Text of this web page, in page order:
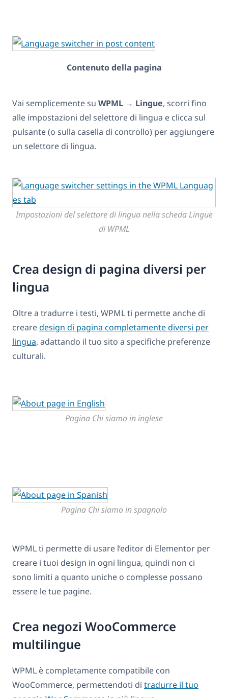
Contenuto della pagina
Vai semplicemente su WPML → Lingue, scorri fino
alle impostazioni del selettore di lingua e clicca sul
pulsante (o sulla casella di controllo) per aggiungere
un selettore di lingua.
Impostazioni del selettore di lingua nella scheda Lingue
di WPML
Crea design di pagina diversi per
lingua
Oltre a tradurre i testi, WPML ti permette anche di
crearedesign di pagina completamente diversi per
lingua, adattando il tuo sito a specifiche preferenze
culturali.
Pagina Chi siamo in inglese
Pagina Chi siamo in spagnolo
WPML ti permette di usare l’editor di Elementor per
creare i tuoi design in ogni lingua, quindi non ci
sono limiti a quanto uniche o complesse possano
essere le tue pagine.
Crea negozi WooCommerce
multilingue
WPML è completamente compatibile con
WooCommerce, permettendoti di tradurre il tuo